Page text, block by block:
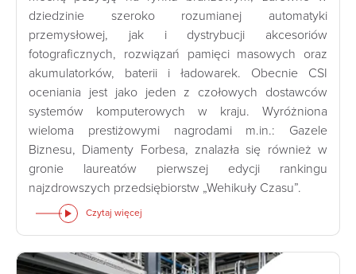
dziedzinie szeroko rozumianej automatyki
przemysłowej, jak i dystrybucji akcesoriów
fotograficznych, rozwiązań pamięci masowych oraz
akumulatorków, baterii i ładowarek. Obecnie CSI
oceniania jest jako jeden z czołowych dostawców
systemów komputerowych w kraju. Wyróżniona
wieloma prestiżowymi nagrodami m.in.: Gazele
Biznesu, Diamenty Forbesa, znalazła się również w
gronie laureatów pierwszej edycji rankingu
najzdrowszych przedsiębiorstw „Wehikuły Czasu”.
Czytaj więcej